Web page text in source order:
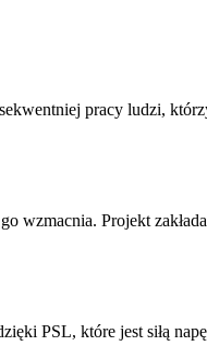
pracy ludzi,
wzmacnia. Projekt
PSL, które jest siłą